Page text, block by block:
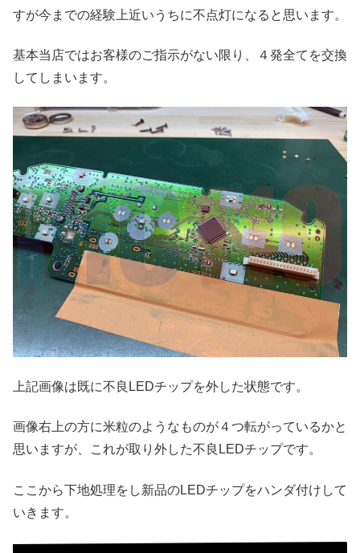
すが今までの経験上近いうちに不点灯になると思います。
基本当店ではお客様のご指示がない限り、４発全てを交換
してしまいます。
上記画像は既に不良LEDチップを外した状態です。
画像右上の方に米粒のようなものが４つ転がっているかと
思いますが、これが取り外した不良LEDチップです。
ここから下地処理をし新品のLEDチップをハンダ付けして
いきます。